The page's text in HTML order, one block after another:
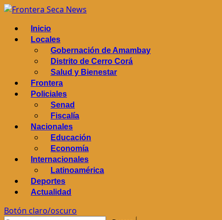
Saltar
contenido
Menú
principal
Inicio
Locales
Gobernación de Amambay
Distrito de Cerro Corá
Salud y Bienestar
Frontera
Policiales
Senad
Fiscalía
Nacionales
Educación
Economía
Internacionales
Latinoamérica
Deportes
Actualidad
Botón claro/oscuro